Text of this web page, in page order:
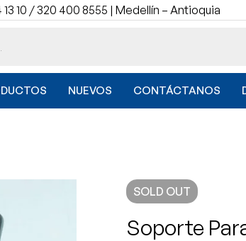
10 / 320 400 8555 | Medellín – Antioquia
NUEVOS CONTÁCTANOS
SOLD OUT
Soporte